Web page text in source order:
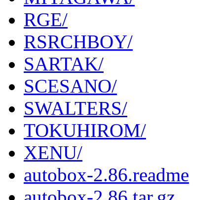
RGE/
RSRCHBOY/
SARTAK/
SCESANO/
SWALTERS/
TOKUHIROM/
XENU/
autobox-2.86.readme